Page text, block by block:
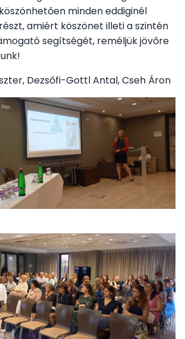
minden eddiginél
amiért köszönet illeti a szintén
segítségét, reméljük jövőre
Dezsőfi-Gottl Antal, Cseh Áron